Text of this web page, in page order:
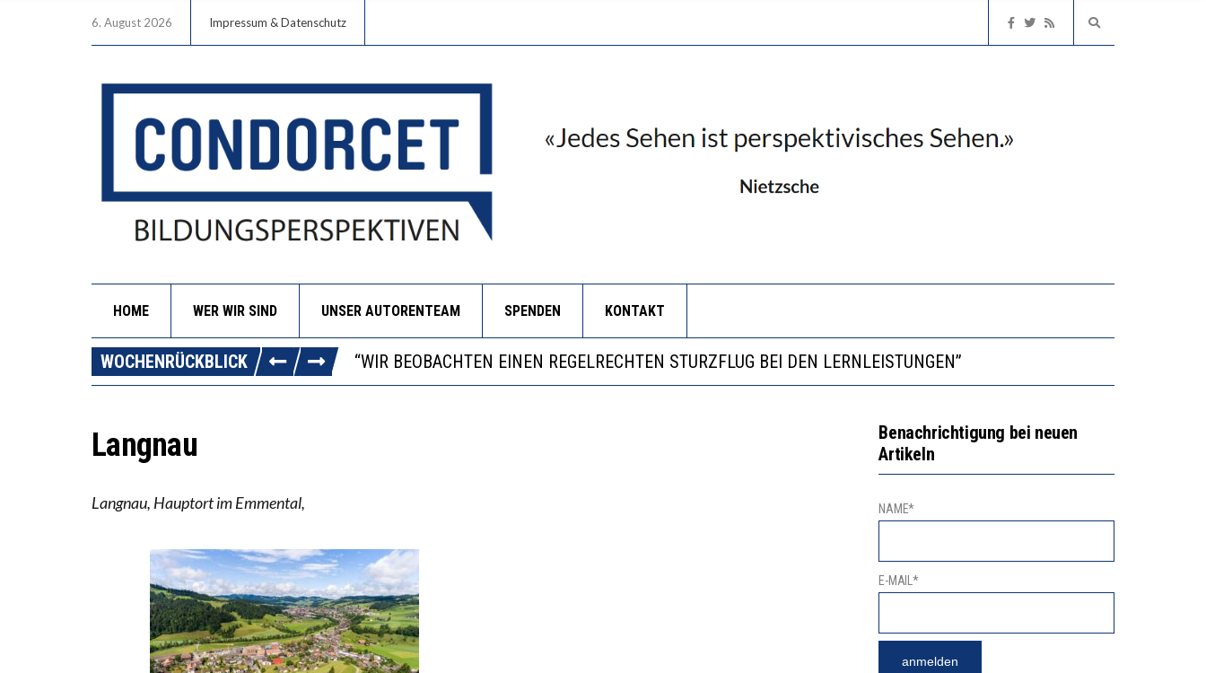
6. August 2026 Impressum & Datenschutz
HOME WER WIR SIND UNSER AUTORENTEAM SPENDEN KONTAKT
WOCHENRÜCKBLICK
ICH WILL MEHR EVIDENZ UND WILL WISSEN, WAS ALL DIE INVESTITIONEN BRINGEN
WORAUS WÄCHST, WAS KINDER TRÄGT
“WIR BEOBACHTEN EINEN REGELRECHTEN STURZFLUG BEI DEN LERNLEISTUNGEN”
DIE VERSTÄRKTE HARMONISIERUNG IM SCHULWESEN VERRINGERT DAS INNOVATIONSPOTENZIAL
ICH WILL MEHR EVIDENZ UND WILL WISSEN, WAS ALL DIE INVESTITIONEN BRINGEN
Langnau
Langnau, Hauptort im Emmental,
Benachrichtigung bei neuen
Artikeln
NAME*
E-MAIL*